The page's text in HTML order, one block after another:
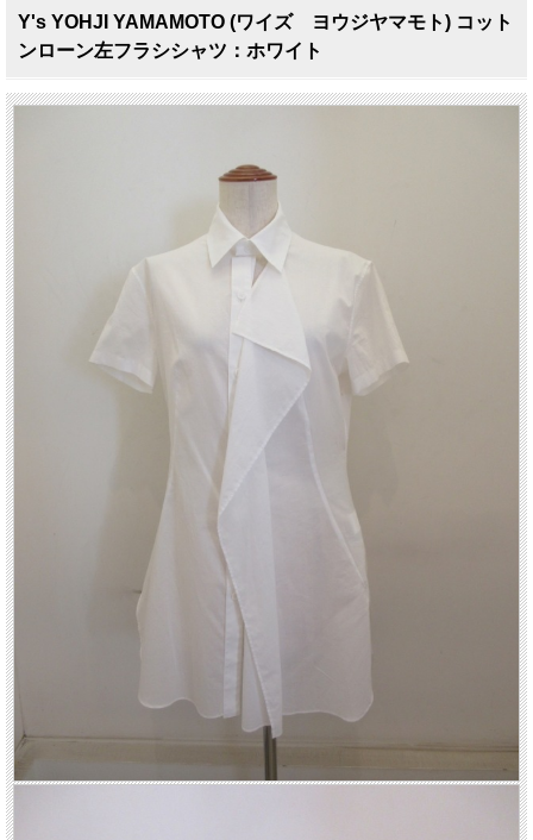
Y's YOHJI YAMAMOTO (ワイズ ヨウジヤマモト) コット
ンローン左フラシシャツ：ホワイト